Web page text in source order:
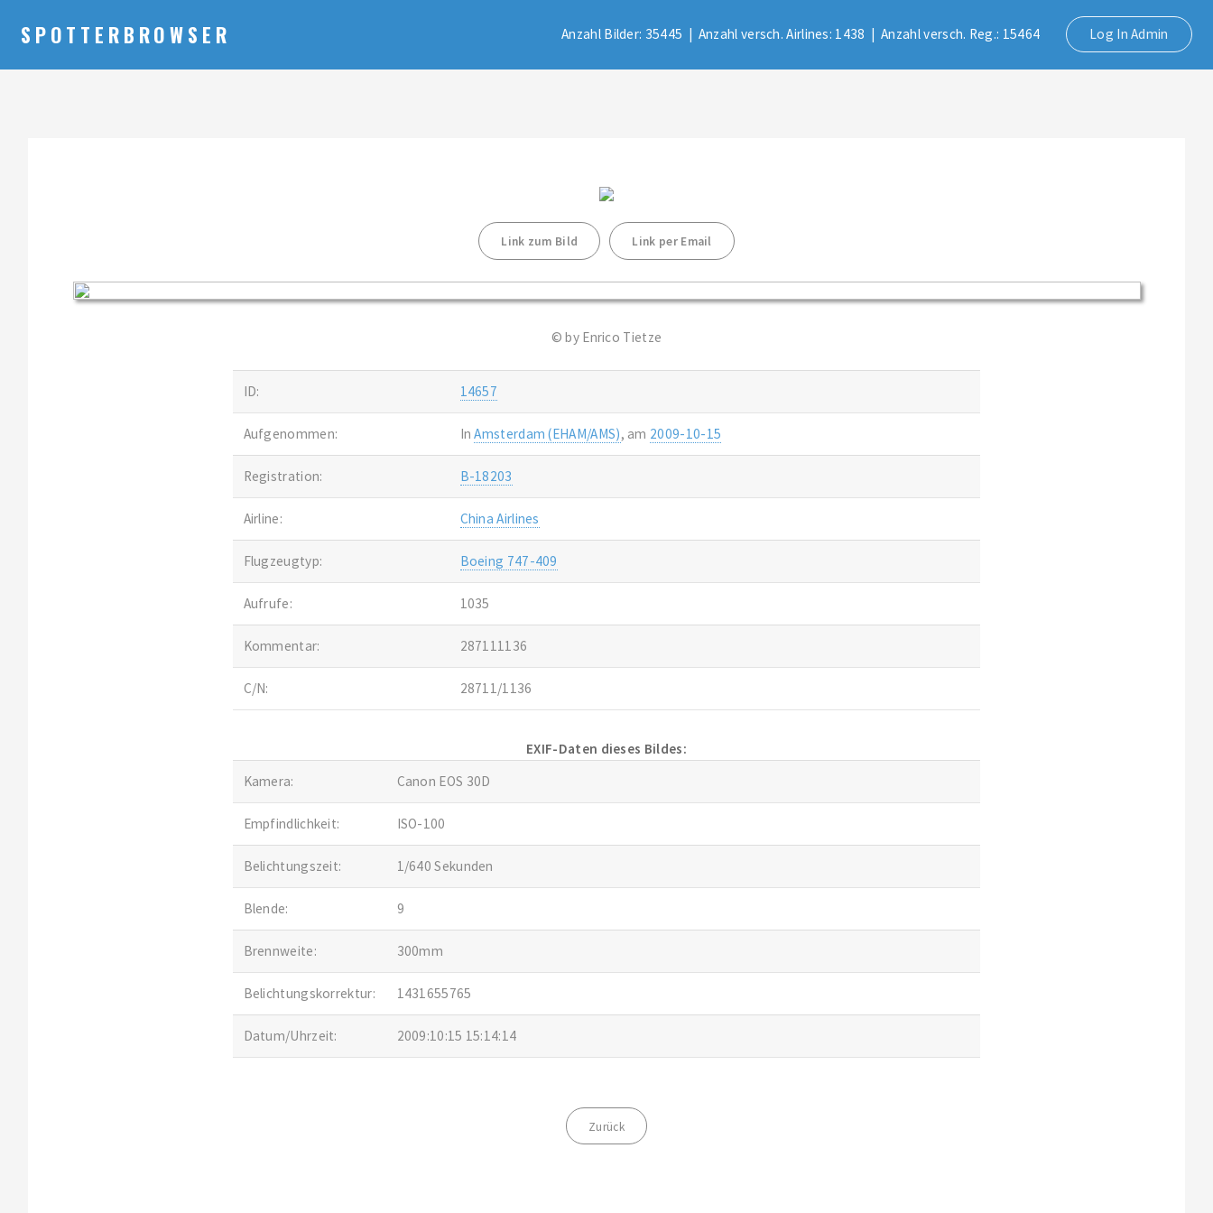
SPOTTERBROWSER Anzahl Bilder: 35445 | Anzahl versch. Airlines: 1438 |Anzahl versch. Reg.: 15464 Log In Admin
Link zum Bild Link per Email
© by Enrico Tietze
ID: 14657
Aufgenommen: InAmsterdam (EHAM/AMS), am 2009-10-15
Registration: B-18203
Airline: China Airlines
Flugzeugtyp: Boeing 747-409
Aufrufe: 1035
Kommentar: 287111136
C/N: 28711/1136
EXIF-Daten dieses Bildes:
Kamera:
Canon EOS 30D
Empfindlichkeit: ISO-100
Belichtungszeit: 1/640 Sekunden
Blende: 9
Brennweite: 300mm
Belichtungskorrektur: 1431655765
Datum/Uhrzeit: 2009:10:15 15:14:14
Zurück